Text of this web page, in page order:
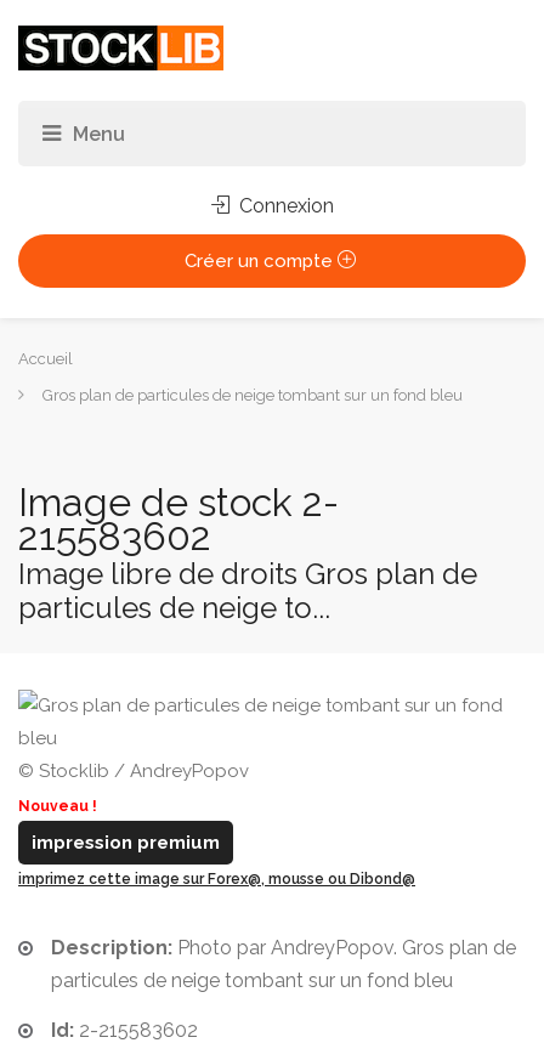
Connexion
Créer un compte
Vous
êtes
Accueil
Gros plan de particules de neige tombant sur un fond bleu
Image de stock 2-
215583602
Image libre de droits Gros plan de
particules de neige to...
© Stocklib / AndreyPopov
Nouveau !
impression premium
imprimez cette image sur Forex@, mousse ou Dibond@
Description: Photo par AndreyPopov. Gros plan de
particules de neige tombant sur un fond bleu
Id: 2-215583602